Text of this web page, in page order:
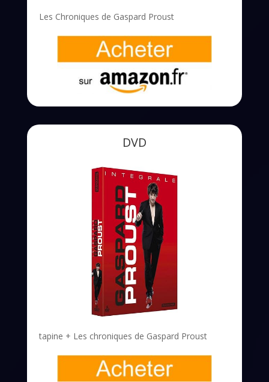
Les Chroniques de Gaspard Proust
DVD
tapine + Les chroniques de Gaspard Proust